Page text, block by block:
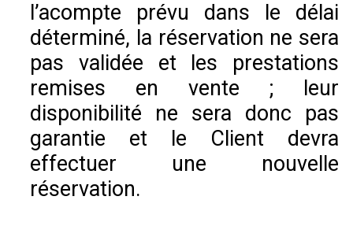
l’acompte prévu dans le délai
déterminé, la réservation ne sera
pas validée et les prestations
remises en vente ; leur
disponibilité ne sera donc pas
garantie et le Client devra
effectuer une nouvelle
réservation.